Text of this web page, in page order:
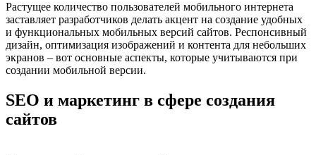
Растущее количество пользователей мобильного интернета
заставляет разработчиков делать акцент на создание удобных
и функциональных мобильных версий сайтов. Респонсивный
дизайн, оптимизация изображений и контента для небольших
экранов – вот основные аспекты, которые учитываются при
создании мобильной версии.
SEO и маркетинг в сфере создания
сайтов